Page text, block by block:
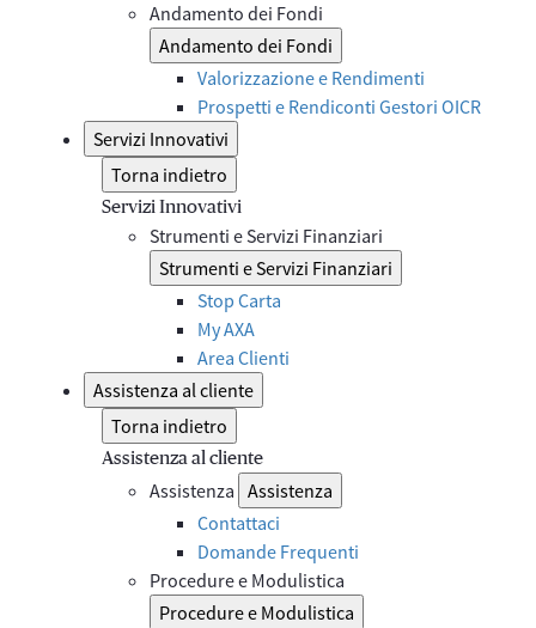
Andamento dei Fondi
Andamento dei Fondi
Valorizzazione e Rendimenti
Prospetti e Rendiconti Gestori OICR
Servizi Innovativi
Torna indietro
Servizi Innovativi
Strumenti e Servizi Finanziari
Strumenti e Servizi Finanziari
Stop Carta
My AXA
Area Clienti
Assistenza al cliente
Torna indietro
Assistenza al cliente
Assistenza Assistenza
Contattaci
Domande Frequenti
Procedure e Modulistica
Procedure e Modulistica